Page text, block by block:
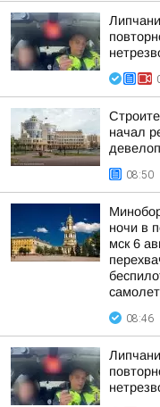
начал
08:50
ночи в
мск 6
08:46